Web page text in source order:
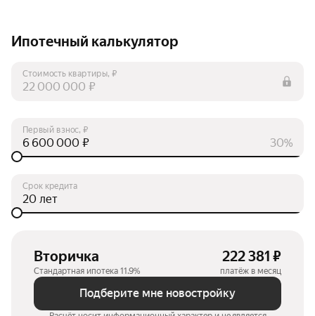
Ипотечный калькулятор
Стоимость квартиры, ₽
₽
Первый взнос, ₽
30%
₽
Срок кредита
лет
Вторичка
Стандартная ипотека 11.9%
222 381 ₽
платёж в месяц
Подберите мне новостройку